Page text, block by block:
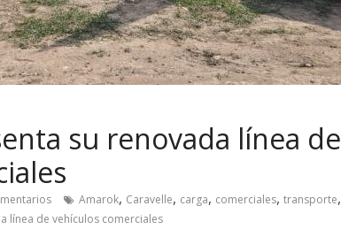
su renovada línea de
Amarok, Caravelle, carga, comerciales, transporte,
línea de vehículos comerciales